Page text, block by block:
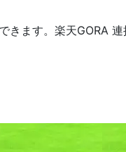
ます。楽天GORA